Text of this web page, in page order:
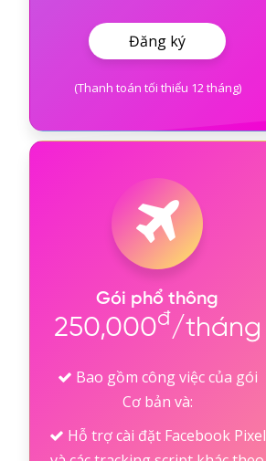
Đăng ký
(Thanh toán tối thiểu 12 tháng)
Gói phổ thông
250,000đ/tháng
Bao gồm công việc của gói
Cơ bản và:
Hỗ trợ cài đặt Facebook Pixel